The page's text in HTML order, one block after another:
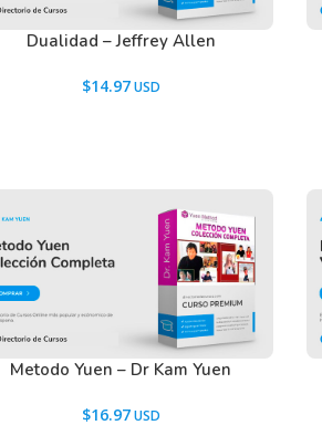
Dualidad – Jeffrey Allen
$14.97
Metodo Yuen – Dr Kam Yuen
$16.97